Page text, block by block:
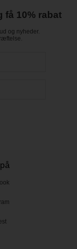
få 10% rabat
og nyheder.